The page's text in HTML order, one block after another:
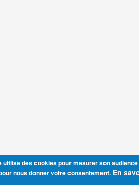
utilise des cookies pour mesurer son
nous donner votre consentement. En